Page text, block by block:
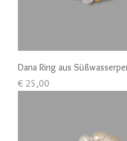
Dana Ring aus
Preis
€ 25,00